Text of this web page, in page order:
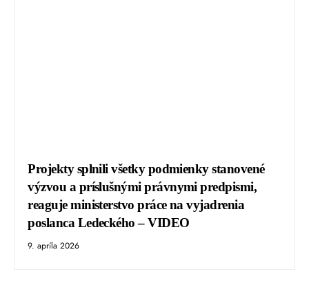
Projekty splnili všetky podmienky stanovené
výzvou a príslušnými právnymi predpismi,
reaguje ministerstvo práce na vyjadrenia
poslanca Ledeckého – VIDEO
9. apríla 2026